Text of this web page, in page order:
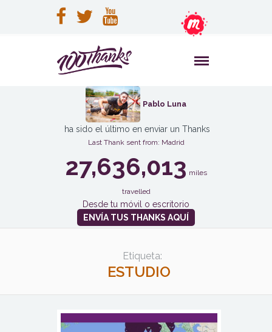
Pablo Luna
ha sido el último en enviar un Thanks
Last Thank sent from: Madrid
27,636,013 miles
travelled
Desde tu móvil o escritorio
ENVÍA TUS THANKS AQUÍ
Etiqueta:
ESTUDIO